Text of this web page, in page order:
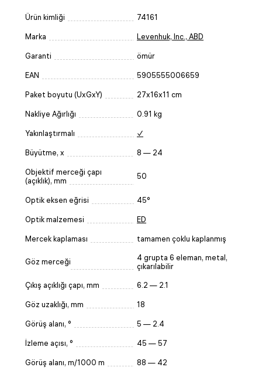
Ürün kimliği 74161
Marka Levenhuk, Inc., ABD
Garanti ömür
EAN 5905555006659
Paket boyutu (UxGxY) 27x16x11 cm
Nakliye Ağırlığı 0.91 kg
Yakınlaştırmalı ✓
Büyütme, x 8 — 24
Objektif merceği çapı
(açıklık), mm
50
Optik eksen eğrisi 45°
Optik malzemesi ED
Mercek kaplaması tamamen çoklu kaplanmış
Göz merceği
4 grupta 6 eleman, metal,
çıkarılabilir
Çıkış açıklığı çapı, mm 6.2 — 2.1
Göz uzaklığı, mm 18
Görüş alanı, ° 5 — 2.4
İzleme açısı, ° 45 — 57
Görüş alanı, m/1000 m 88 — 42